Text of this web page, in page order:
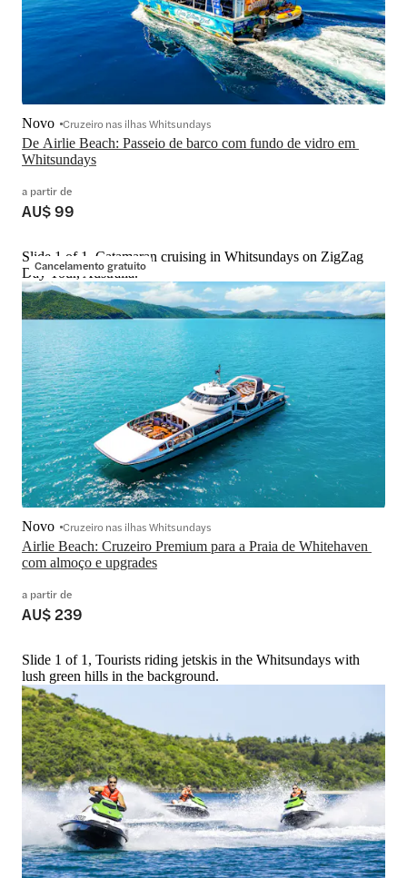
De Airlie Beach: Passeio de barco com fundo de vidro em
Whitsundays
Novo Cruzeiro nas ilhas Whitsundays
a partir de
AU$ 99
Cancelamento gratuito
Slide 1 of 1, Catamaran cruising in Whitsundays on ZigZag
Day Tour, Australia.
Airlie Beach: Cruzeiro Premium para a Praia de Whitehaven
com almoço e upgrades
Novo Cruzeiro nas ilhas Whitsundays
a partir de
AU$ 239
Slide 1 of 1, Tourists riding jetskis in the Whitsundays with
lush green hills in the background.